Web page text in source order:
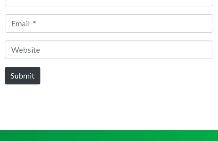
Email
Website
Submit